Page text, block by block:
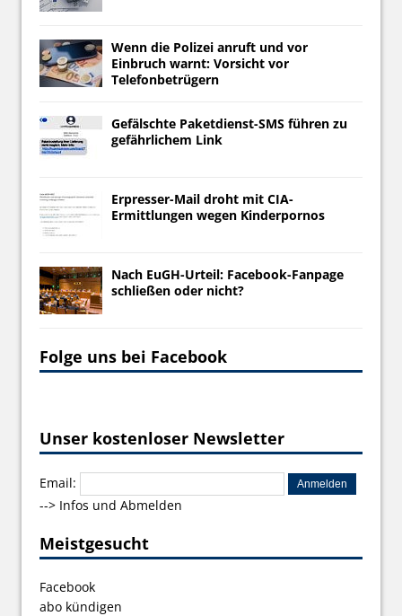
Wenn die Polizei anruft und vor
Einbruch warnt: Vorsicht vor
Telefonbetrügern
Gefälschte Paketdienst-SMS führen zu
gefährlichem Link
Erpresser-Mail droht mit CIA-
Ermittlungen wegen Kinderpornos
Nach EuGH-Urteil: Facebook-Fanpage
schließen oder nicht?
Folge uns bei Facebook
Unser kostenloser Newsletter
Email:
--> Infos und Abmelden
Meistgesucht
Facebook
abo kündigen